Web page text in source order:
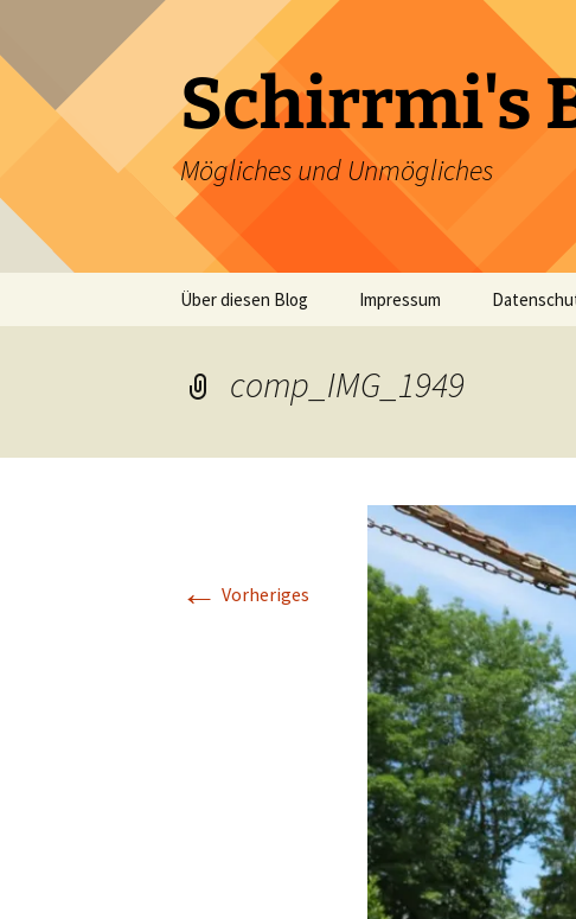
springen
Schirrmi's
Mögliches und Unmögliches
Über diesen Blog Impressum
comp_IMG_1949
← Vorheriges